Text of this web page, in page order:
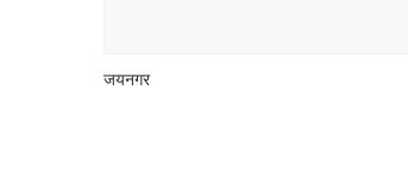
जयनगर